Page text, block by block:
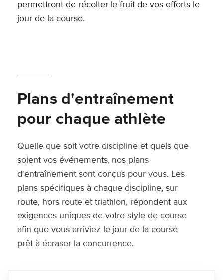
permettront de récolter le fruit de vos efforts le
jour de la course.
Plans d'entraînement
pour chaque athlète
Quelle que soit votre discipline et quels que
soient vos événements, nos plans
d'entraînement sont conçus pour vous. Les
plans spécifiques à chaque discipline, sur
route, hors route et triathlon, répondent aux
exigences uniques de votre style de course
afin que vous arriviez le jour de la course
prêt à écraser la concurrence.